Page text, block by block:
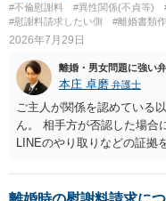
#不倫慰謝料 #異性関係(不貞等)
#慰謝料請求したい側
#離婚書類
2026年7月29日
離婚・男女問題に強い
本庄 卓磨 弁護士
ご主人が関係を認めている
ん。 相手方が否認した場合
LINEのやり取りなどの証拠
個別の事情によりますので
すめします。